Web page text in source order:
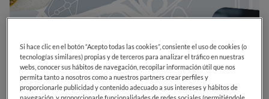
Si hace clic en el botón “Acepto todas las cookies”, consiente el uso de cookies (o
tecnologías similares) propias y de terceros para analizar el tráfico en nuestras
webs, conocer sus hábitos de navegación, recopilar información útil que nos
permita tanto a nosotros como a nuestros partners crear perfiles y
proporcionarle publicidad y contenido adecuado a sus intereses y hábitos de
navegación, y proporcionarle funcionalidades de redes sociales (permitiéndole